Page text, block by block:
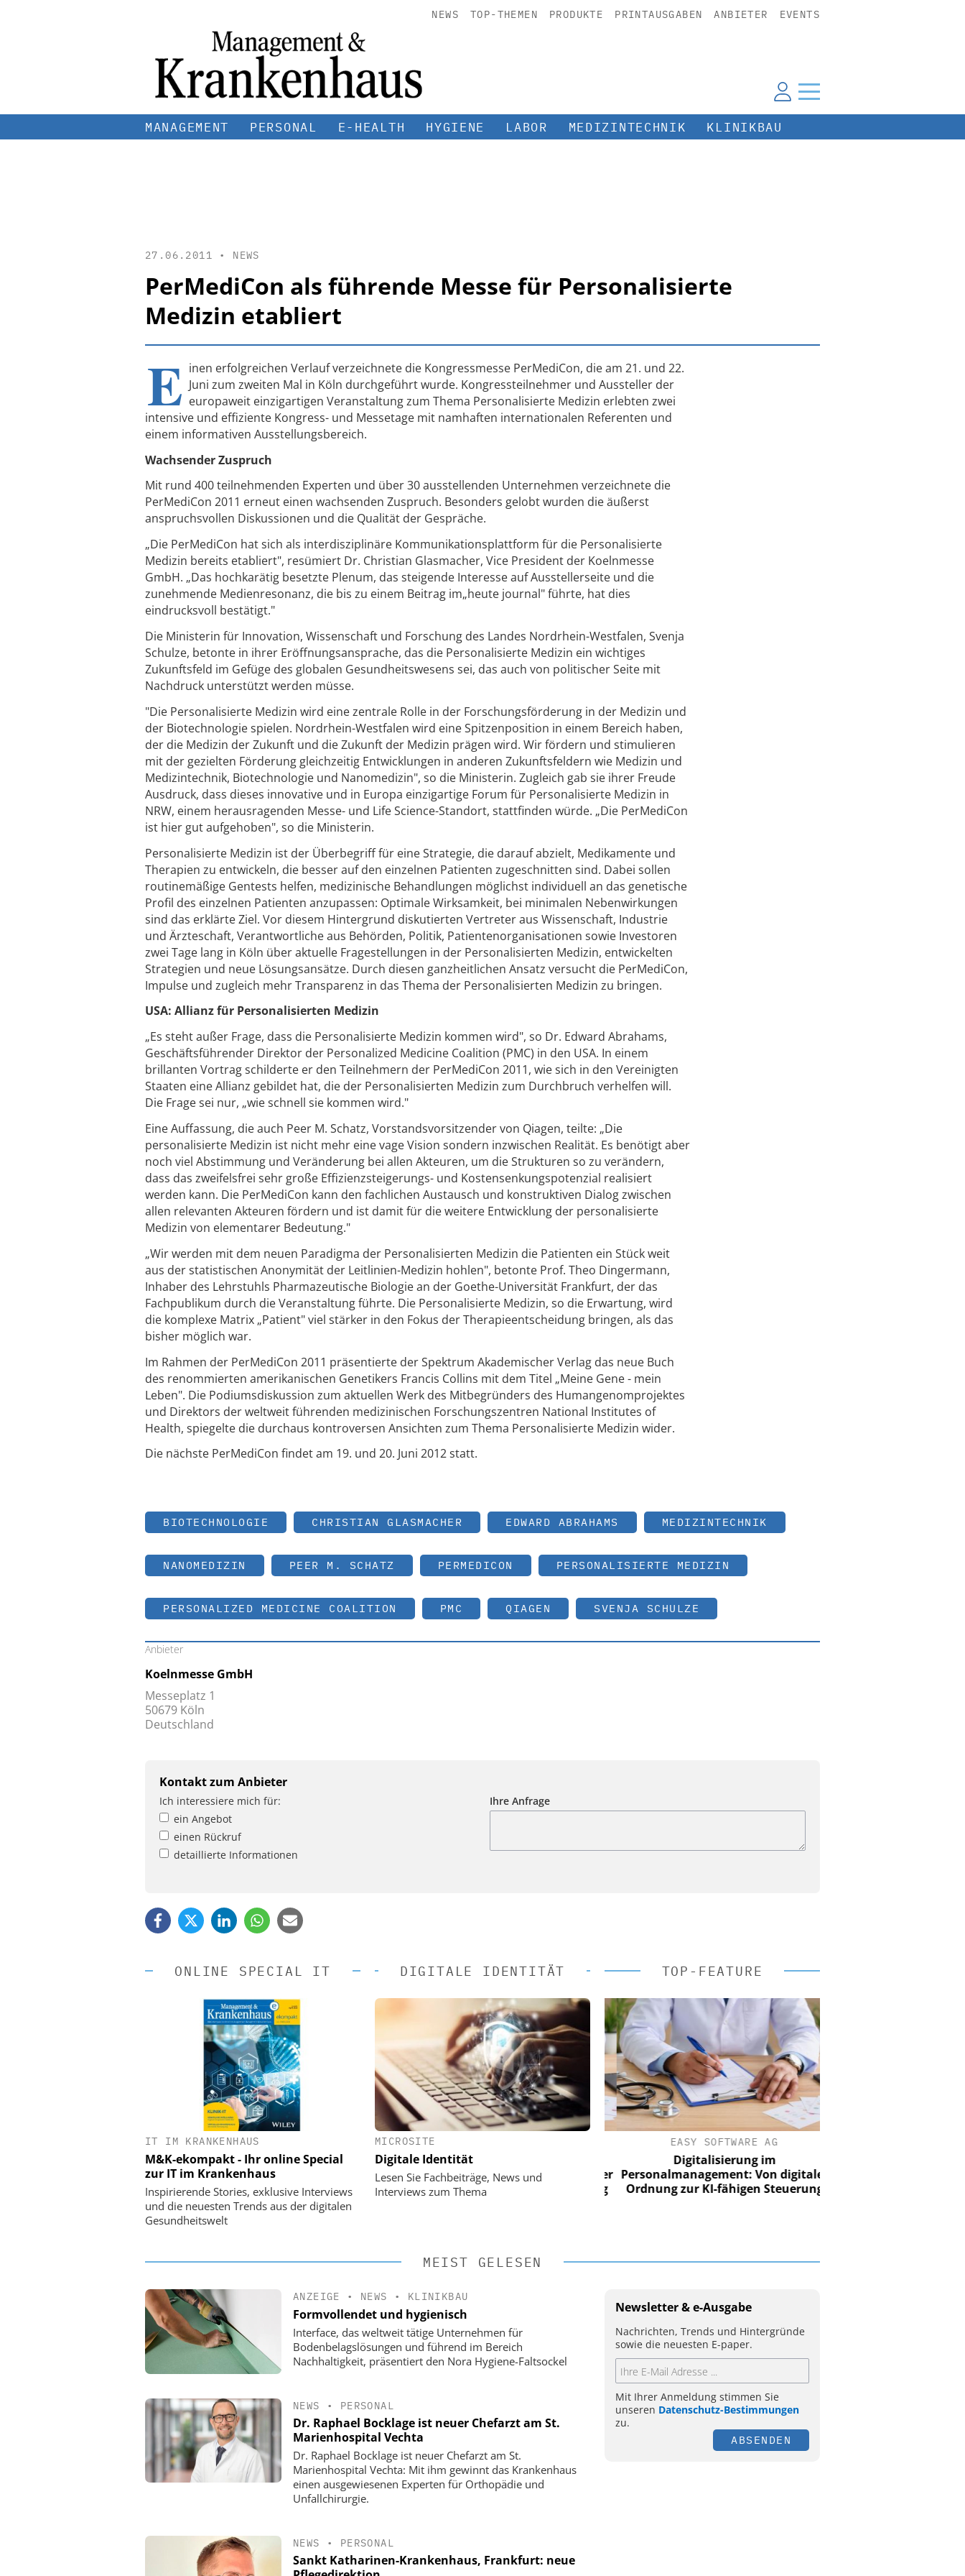
NEWS TOP-THEMEN PRODUKTE PRINTAUSGABEN ANBIETER EVENTS
MANAGEMENT PERSONAL E-HEALTH HYGIENE LABOR MEDIZINTECHNIK KLINIKBAU
27.06.2011 • NEWS
PerMediCon als führende Messe für Personalisierte
Medizin etabliert
E inen erfolgreichen Verlauf verzeichnete die Kongressmesse PerMediCon, die am 21. und 22.
Juni zum zweiten Mal in Köln durchgeführt wurde. Kongressteilnehmer und Aussteller der
europaweit einzigartigen Veranstaltung zum Thema Personalisierte Medizin erlebten zwei
intensive und effiziente Kongress- und Messetage mit namhaften internationalen Referenten und
einem informativen Ausstellungsbereich.
Wachsender Zuspruch
Mit rund 400 teilnehmenden Experten und über 30 ausstellenden Unternehmen verzeichnete die
PerMediCon 2011 erneut einen wachsenden Zuspruch. Besonders gelobt wurden die äußerst
anspruchsvollen Diskussionen und die Qualität der Gespräche.
„Die PerMediCon hat sich als interdisziplinäre Kommunikationsplattform für die Personalisierte
Medizin bereits etabliert", resümiert Dr. Christian Glasmacher, Vice President der Koelnmesse
GmbH. „Das hochkarätig besetzte Plenum, das steigende Interesse auf Ausstellerseite und die
zunehmende Medienresonanz, die bis zu einem Beitrag im„heute journal" führte, hat dies
eindrucksvoll bestätigt."
Die Ministerin für Innovation, Wissenschaft und Forschung des Landes Nordrhein-Westfalen, Svenja
Schulze, betonte in ihrer Eröffnungsansprache, das die Personalisierte Medizin ein wichtiges
Zukunftsfeld im Gefüge des globalen Gesundheitswesens sei, das auch von politischer Seite mit
Nachdruck unterstützt werden müsse.
"Die Personalisierte Medizin wird eine zentrale Rolle in der Forschungsförderung in der Medizin und
der Biotechnologie spielen. Nordrhein-Westfalen wird eine Spitzenposition in einem Bereich haben,
der die Medizin der Zukunft und die Zukunft der Medizin prägen wird. Wir fördern und stimulieren
mit der gezielten Förderung gleichzeitig Entwicklungen in anderen Zukunftsfeldern wie Medizin und
Medizintechnik, Biotechnologie und Nanomedizin", so die Ministerin. Zugleich gab sie ihrer Freude
Ausdruck, dass dieses innovative und in Europa einzigartige Forum für Personalisierte Medizin in
NRW, einem herausragenden Messe- und Life Science-Standort, stattfinden würde. „Die PerMediCon
ist hier gut aufgehoben", so die Ministerin.
Personalisierte Medizin ist der Überbegriff für eine Strategie, die darauf abzielt, Medikamente und
Therapien zu entwickeln, die besser auf den einzelnen Patienten zugeschnitten sind. Dabei sollen
routinemäßige Gentests helfen, medizinische Behandlungen möglichst individuell an das genetische
Profil des einzelnen Patienten anzupassen: Optimale Wirksamkeit, bei minimalen Nebenwirkungen
sind das erklärte Ziel. Vor diesem Hintergrund diskutierten Vertreter aus Wissenschaft, Industrie
und Ärzteschaft, Verantwortliche aus Behörden, Politik, Patientenorganisationen sowie Investoren
zwei Tage lang in Köln über aktuelle Fragestellungen in der Personalisierten Medizin, entwickelten
Strategien und neue Lösungsansätze. Durch diesen ganzheitlichen Ansatz versucht die PerMediCon,
Impulse und zugleich mehr Transparenz in das Thema der Personalisierten Medizin zu bringen.
USA: Allianz für Personalisierten Medizin
„Es steht außer Frage, dass die Personalisierte Medizin kommen wird", so Dr. Edward Abrahams,
Geschäftsführender Direktor der Personalized Medicine Coalition (PMC) in den USA. In einem
brillanten Vortrag schilderte er den Teilnehmern der PerMediCon 2011, wie sich in den Vereinigten
Staaten eine Allianz gebildet hat, die der Personalisierten Medizin zum Durchbruch verhelfen will.
Die Frage sei nur, „wie schnell sie kommen wird."
Eine Auffassung, die auch Peer M. Schatz, Vorstandsvorsitzender von Qiagen, teilte: „Die
personalisierte Medizin ist nicht mehr eine vage Vision sondern inzwischen Realität. Es benötigt aber
noch viel Abstimmung und Veränderung bei allen Akteuren, um die Strukturen so zu verändern,
dass das zweifelsfrei sehr große Effizienzsteigerungs- und Kostensenkungspotenzial realisiert
werden kann. Die PerMediCon kann den fachlichen Austausch und konstruktiven Dialog zwischen
allen relevanten Akteuren fördern und ist damit für die weitere Entwicklung der personalisierte
Medizin von elementarer Bedeutung."
„Wir werden mit dem neuen Paradigma der Personalisierten Medizin die Patienten ein Stück weit
aus der statistischen Anonymität der Leitlinien-Medizin hohlen", betonte Prof. Theo Dingermann,
Inhaber des Lehrstuhls Pharmazeutische Biologie an der Goethe-Universität Frankfurt, der das
Fachpublikum durch die Veranstaltung führte. Die Personalisierte Medizin, so die Erwartung, wird
die komplexe Matrix „Patient" viel stärker in den Fokus der Therapieentscheidung bringen, als das
bisher möglich war.
Im Rahmen der PerMediCon 2011 präsentierte der Spektrum Akademischer Verlag das neue Buch
des renommierten amerikanischen Genetikers Francis Collins mit dem Titel „Meine Gene - mein
Leben". Die Podiumsdiskussion zum aktuellen Werk des Mitbegründers des Humangenomprojektes
und Direktors der weltweit führenden medizinischen Forschungszentren National Institutes of
Health, spiegelte die durchaus kontroversen Ansichten zum Thema Personalisierte Medizin wider.
Die nächste PerMediCon findet am 19. und 20. Juni 2012 statt.
BIOTECHNOLOGIE CHRISTIAN GLASMACHER EDWARD ABRAHAMS MEDIZINTECHNIK
NANOMEDIZIN PEER M. SCHATZ PERMEDICON PERSONALISIERTE MEDIZIN
PERSONALIZED MEDICINE COALITION PMC QIAGEN SVENJA SCHULZE
Anbieter
Koelnmesse GmbH
Messeplatz 1
50679 Köln
Deutschland
Kontakt zum Anbieter
Ich interessiere mich für:
ein Angebot
einen Rückruf
detaillierte Informationen
Ihre Anfrage
ONLINE SPECIAL IT
IT IM KRANKENHAUS
M&K-ekompakt - Ihr online Special
zur IT im Krankenhaus
Inspirierende Stories, exklusive Interviews
und die neuesten Trends aus der digitalen
Gesundheitswelt
DIGITALE IDENTITÄT
MICROSITE
Digitale Identität
Lesen Sie Fachbeiträge, News und
Interviews zum Thema
TOP-FEATURE
EASY SOFTWARE AG
Digitalisierung im
Personalmanagement: Von digitaler
Ordnung zur KI-fähigen Steuerung
Digitalisierung im
Personalmanagement: Von digitaler
Ordnung zur KI-fähigen Steuerung
EASY SOFTWARE AG
Digitalisierung im
Personalmanagement: Von digitaler
Ordnung zur KI-fähigen Steuerung
MEIST GELESEN
ANZEIGE • NEWS • KLINIKBAU
Formvollendet und hygienisch
Interface, das weltweit tätige Unternehmen für
Bodenbelagslösungen und führend im Bereich
Nachhaltigkeit, präsentiert den Nora Hygiene-Faltsockel
NEWS • PERSONAL
Dr. Raphael Bocklage ist neuer Chefarzt am St.
Marienhospital Vechta
Dr. Raphael Bocklage ist neuer Chefarzt am St.
Marienhospital Vechta: Mit ihm gewinnt das Krankenhaus
einen ausgewiesenen Experten für Orthopädie und
Unfallchirurgie.
NEWS • PERSONAL
Sankt Katharinen-Krankenhaus, Frankfurt: neue
Newsletter & e-Ausgabe
Nachrichten, Trends und Hintergründe
sowie die neuesten E-paper.
Mit Ihrer Anmeldung stimmen Sie
unseren Datenschutz-Bestimmungen
zu.
ABSENDEN